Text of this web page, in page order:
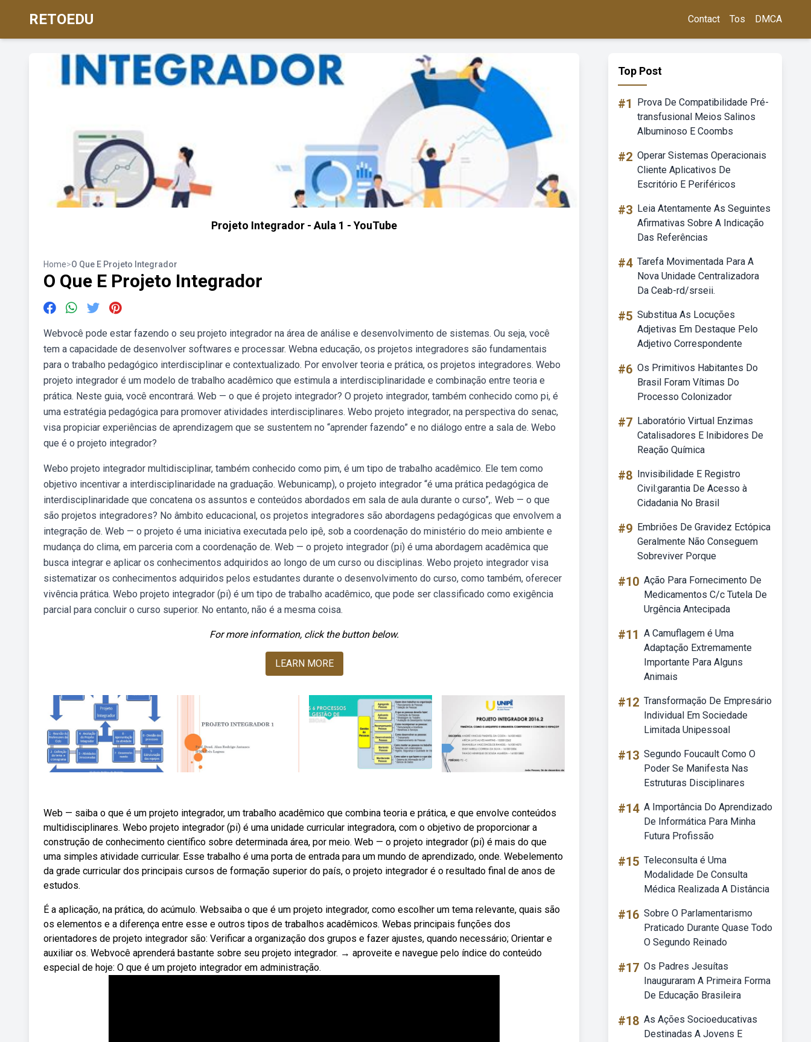
RETOEDU Contact Tos DMCA
Projeto Integrador - Aula 1 - YouTube
Home>O Que E Projeto Integrador
O Que E Projeto Integrador
Webvocê pode estar fazendo o seu projeto integrador na área de análise e desenvolvimento de sistemas. Ou seja, você
tem a capacidade de desenvolver softwares e processar. Webna educação, os projetos integradores são fundamentais
para o trabalho pedagógico interdisciplinar e contextualizado. Por envolver teoria e prática, os projetos integradores. Webo
projeto integrador é um modelo de trabalho acadêmico que estimula a interdisciplinaridade e combinação entre teoria e
prática. Neste guia, você encontrará. Web — o que é projeto integrador? O projeto integrador, também conhecido como pi, é
uma estratégia pedagógica para promover atividades interdisciplinares. Webo projeto integrador, na perspectiva do senac,
visa propiciar experiências de aprendizagem que se sustentem no “aprender fazendo” e no diálogo entre a sala de. Webo
que é o projeto integrador?
Webo projeto integrador multidisciplinar, também conhecido como pim, é um tipo de trabalho acadêmico. Ele tem como
objetivo incentivar a interdisciplinaridade na graduação. Webunicamp), o projeto integrador “é uma prática pedagógica de
interdisciplinaridade que concatena os assuntos e conteúdos abordados em sala de aula durante o curso”,. Web — o que
são projetos integradores? No âmbito educacional, os projetos integradores são abordagens pedagógicas que envolvem a
integração de. Web — o projeto é uma iniciativa executada pelo ipê, sob a coordenação do ministério do meio ambiente e
mudança do clima, em parceria com a coordenação de. Web — o projeto integrador (pi) é uma abordagem acadêmica que
busca integrar e aplicar os conhecimentos adquiridos ao longo de um curso ou disciplinas. Webo projeto integrador visa
sistematizar os conhecimentos adquiridos pelos estudantes durante o desenvolvimento do curso, como também, oferecer
vivência prática. Webo projeto integrador (pi) é um tipo de trabalho acadêmico, que pode ser classificado como exigência
parcial para concluir o curso superior. No entanto, não é a mesma coisa.
For more information, click the button below.
LEARN MORE
Web — saiba o que é um projeto integrador, um trabalho acadêmico que combina teoria e prática, e que envolve conteúdos
multidisciplinares. Webo projeto integrador (pi) é uma unidade curricular integradora, com o objetivo de proporcionar a
construção de conhecimento científico sobre determinada área, por meio. Web — o projeto integrador (pi) é mais do que
uma simples atividade curricular. Esse trabalho é uma porta de entrada para um mundo de aprendizado, onde. Webelemento
da grade curricular dos principais cursos de formação superior do país, o projeto integrador é o resultado final de anos de
estudos.
É a aplicação, na prática, do acúmulo. Websaiba o que é um projeto integrador, como escolher um tema relevante, quais são
os elementos e a diferença entre esse e outros tipos de trabalhos acadêmicos. Webas principais funções dos
orientadores de projeto integrador são: Verificar a organização dos grupos e fazer ajustes, quando necessário; Orientar e
auxiliar os. Webvocê aprenderá bastante sobre seu projeto integrador. → aproveite e navegue pelo índice do conteúdo
especial de hoje: O que é um projeto integrador em administração.
Top Post
#1
Prova De Compatibilidade Pré-
transfusional Meios Salinos
Albuminoso E Coombs
#2 Operar Sistemas Operacionais
Cliente Aplicativos De
Escritório E Periféricos
#3 Leia Atentamente As Seguintes
Afirmativas Sobre A Indicação
Das Referências
#4 Tarefa Movimentada Para A
Nova Unidade Centralizadora
Da Ceab-rd/srseii.
#5 Substitua As Locuções
Adjetivas Em Destaque Pelo
Adjetivo Correspondente
#6 Os Primitivos Habitantes Do
Brasil Foram Vítimas Do
Processo Colonizador
#7 Laboratório Virtual Enzimas
Catalisadores E Inibidores De
Reação Química
#8 Invisibilidade E Registro
Civil:garantia De Acesso à
Cidadania No Brasil
#9 Embriões De Gravidez Ectópica
Geralmente Não Conseguem
Sobreviver Porque
#10 Ação Para Fornecimento De
Medicamentos C/c Tutela De
Urgência Antecipada
#11 A Camuflagem é Uma
Adaptação Extremamente
Importante Para Alguns
Animais
#12 Transformação De Empresário
Individual Em Sociedade
Limitada Unipessoal
#13 Segundo Foucault Como O
Poder Se Manifesta Nas
Estruturas Disciplinares
#14 A Importância Do Aprendizado
De Informática Para Minha
Futura Profissão
#15 Teleconsulta é Uma
Modalidade De Consulta
Médica Realizada A Distância
#16 Sobre O Parlamentarismo
Praticado Durante Quase Todo
O Segundo Reinado
#17 Os Padres Jesuítas
Inauguraram A Primeira Forma
De Educação Brasileira
#18 As Ações Socioeducativas
Destinadas A Jovens E